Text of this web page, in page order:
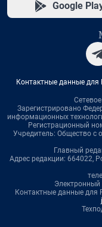
Google
Контактные данные для
Зарегистрировано
информационных
Регистрационный
Учредитель: Общество с
Главный
Адрес редакции: 664022,
Электронный
Контактные данные для